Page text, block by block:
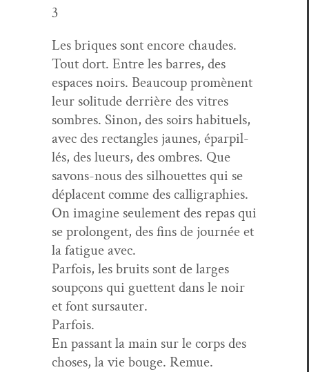
3
Les briques sont encore chaudes.
Tout dort. Entre les bar­res, des
espaces noirs. Beau­coup promè­nent
leur soli­tude der­rière des vit­res
som­bres. Sinon, des soirs habituels,
avec des rec­tan­gles jaunes, éparpil­
lés, des lueurs, des ombres. Que
savons-nous des sil­hou­ettes qui se
dépla­cent comme des cal­ligra­phies.
On imag­ine seule­ment des repas qui
se pro­lon­gent, des fins de journée et
la fatigue avec.
Par­fois, les bruits sont de larges
soupçons qui guet­tent dans le noir
et font sursauter.
Parfois.
En pas­sant la main sur le corps des
choses, la vie bouge. Remue.